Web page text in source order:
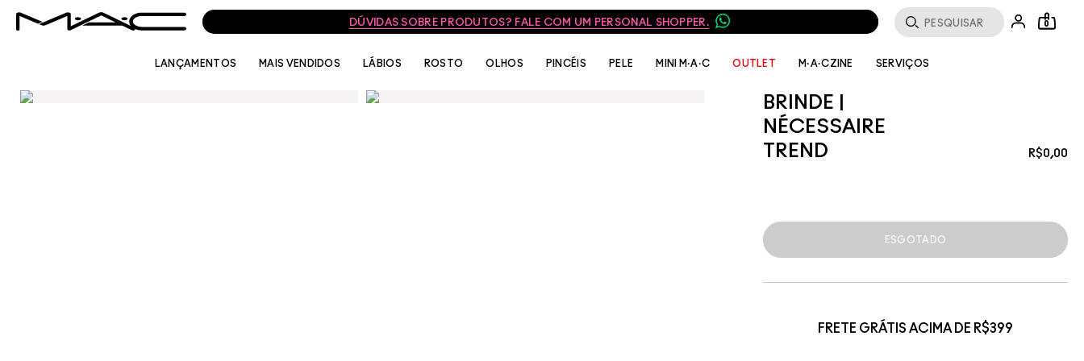
DÚVIDAS SOBRE PRODUTOS? FALE COM UM PERSONAL SHOPPER. 0
LANÇAMENTOS MAIS VENDIDOS LÁBIOS ROSTO OLHOS PINCÉIS PELE MINI M·A·C OUTLET M·A·CZINE SERVIÇOS
BRINDE |
NÉCESSAIRE
TREND
R$0,00
ESGOTADO
FRETE GRÁTIS ACIMA DE R$399